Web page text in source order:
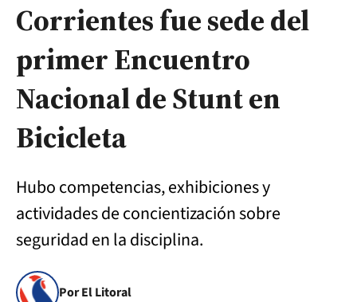
Corrientes fue sede del
primer Encuentro
Nacional de Stunt en
Bicicleta
Hubo competencias, exhibiciones y
actividades de concientización sobre
seguridad en la disciplina.
Por El Litoral